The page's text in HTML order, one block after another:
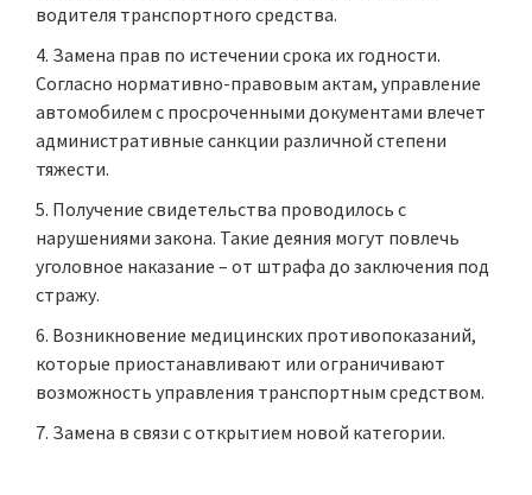
водителя транспортного средства.
Замена прав по истечении срока их годности.
Согласно нормативно-правовым актам, управление
автомобилем с просроченными документами влечет
административные санкции различной степени
тяжести.
Получение свидетельства проводилось с
нарушениями закона. Такие деяния могут повлечь
уголовное наказание – от штрафа до заключения под
стражу.
Возникновение медицинских противопоказаний,
которые приостанавливают или ограничивают
возможность управления транспортным средством.
Замена в связи с открытием новой категории.